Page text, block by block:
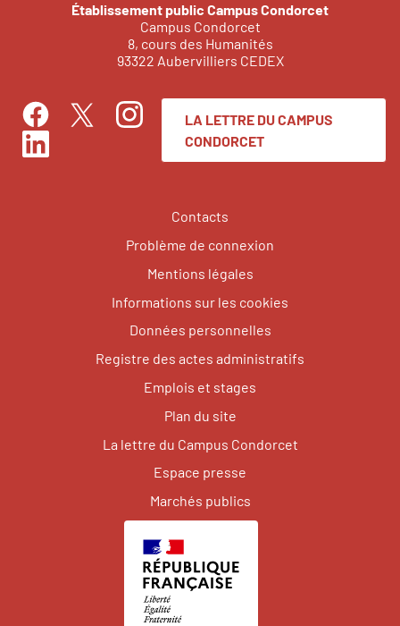
Établissement public Campus Condorcet
Campus Condorcet
8, cours des Humanités
93322 Aubervilliers CEDEX
FacebookTwitterInstagram
LinkedIn
LA LETTRE DU CAMPUS
CONDORCET
Contacts
Problème de connexion
Mentions légales
Informations sur les cookies
Données personnelles
Registre des actes administratifs
Emplois et stages
Plan du site
La lettre du Campus Condorcet
Espace presse
Marchés publics